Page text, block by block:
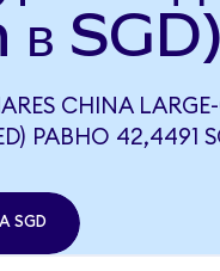
в SGD)
CHINA
РАВНО 42,4491
SGD